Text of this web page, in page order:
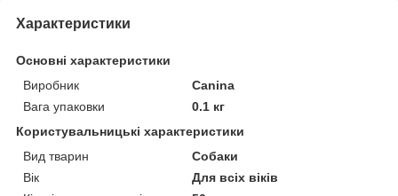
Характеристики
Основні характеристики
Виробник
Canina
Вага упаковки
0.1 кг
Користувальницькі характеристики
Вид тварин
Собаки
Вік
Для всіх віків